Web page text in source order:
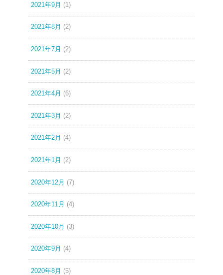
2021年9月 (1)
2021年8月 (2)
2021年7月 (2)
2021年5月 (2)
2021年4月 (6)
2021年3月 (2)
2021年2月 (4)
2021年1月 (2)
2020年12月 (7)
2020年11月 (4)
2020年10月 (3)
2020年9月 (4)
2020年8月 (5)